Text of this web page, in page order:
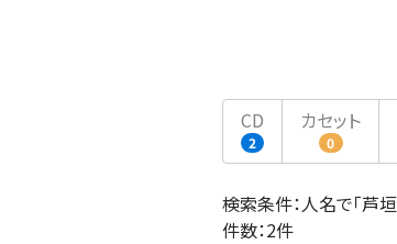
CD
2
カセット
0
検索条件：人名で「芦
件数：2件